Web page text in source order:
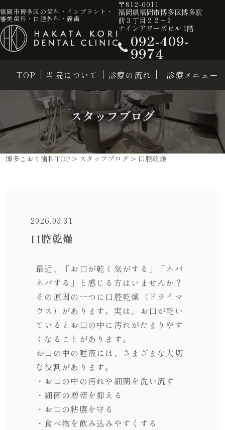
福岡市博多区の歯科・インプラント・
審美歯科・口腔外科・義歯
〒812-0011
福岡県福岡市博多区博多駅
前３丁目２２−２
ナインアワーズビル 1階
092-409-
9974
TOP 当院について 診療の流れ 診療メニュー
スタッフブログ
博多こおり歯科TOP > スタッフブログ > 口腔乾燥
2026.03.31
口腔乾燥
最近、「お口が乾く気がする」「ネバ
ネバする」と感じる方はいませんか？
その原因の一つに口腔乾燥（ドライマ
ウス）があります。実は、お口が乾い
ているとお口の中に汚れがたまりやす
くなることがあります。
お口の中の唾液には、さまざまな大切
な役割があります。
・お口の中の汚れや細菌を洗い流す
・細菌の増殖を抑える
・お口の粘膜を守る
・食べ物を飲み込みやすくする